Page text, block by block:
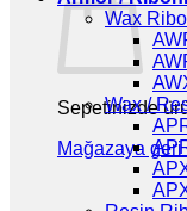
Sepetinizde
Mağazaya geri
Wax
Wax /